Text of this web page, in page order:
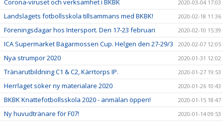
Corona-viruset och verksamhet i BKBK 2020-03-04 17:03
Landslagets fotbollsskola tillsammans med BKBK! 2020-02-18 11:36
Föreningsdagar hos Intersport. Den 17-23 februari 2020-02-10 15:39
ICA Supermarket Bagarmossen Cup. Helgen den 27-29/3 2020-02-07 12:05
Nya strumpor 2020 2020-01-31 12:02
Tränarutbildning C1 & C2, Kärrtorps IP. 2020-01-27 19:53
Herrlaget söker ny materialare 2020 2020-01-26 10:43
BKBK Knattefotbollsskola 2020 - anmälan öppen! 2020-01-15 18:47
Ny huvudtränare för F07! 2020-01-14 09:53